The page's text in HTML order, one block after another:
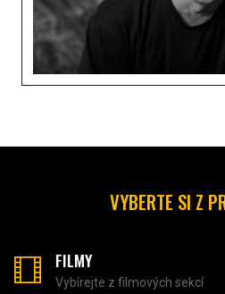
VYBERTE SI Z
FILMY
Vybírejte z filmových sekcí